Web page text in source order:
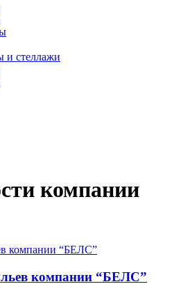
стеллажи
компании
компании “БЕЛС”